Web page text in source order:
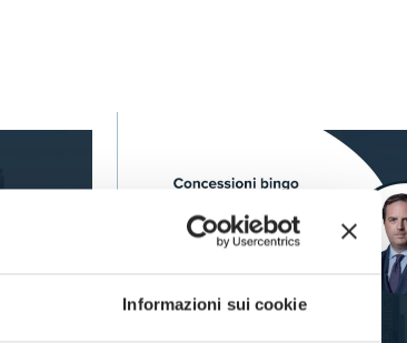
Informazioni sui cookie